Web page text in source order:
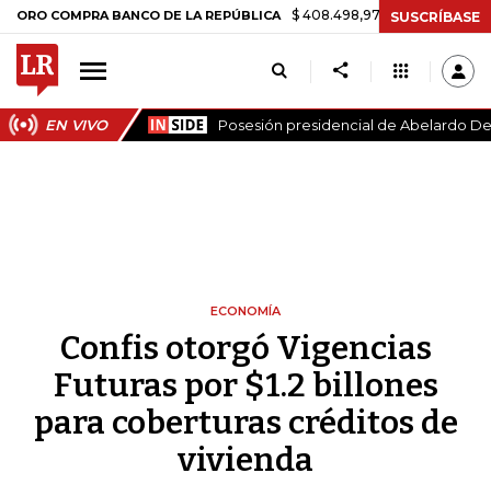
BANCO DE LA REPÚBLICA $ 408.498,97 +$ 8.753,81 +2,19%
SUSCRÍBASE
EN VIVO Posesión presidencial de Abelardo
ECONOMÍA
Confis otorgó Vigencias
Futuras por $1.2 billones
para coberturas créditos de
vivienda